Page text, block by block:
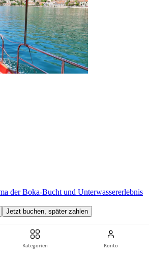
Kategorien Konto
der Boka-Bucht und Unterwassererlebnis
Jetzt buchen, später zahlen
lizenzierten, englischsprachigen
dieses 1-stündige Halb-U-Boot-Erlebnis